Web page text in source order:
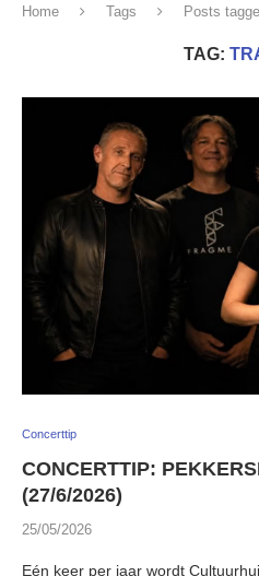
Home Tags Posts
TAG:
Concerttip
CONCERTTIP:
(27/6/2026)
25/05/2026
Eén keer per jaar wordt